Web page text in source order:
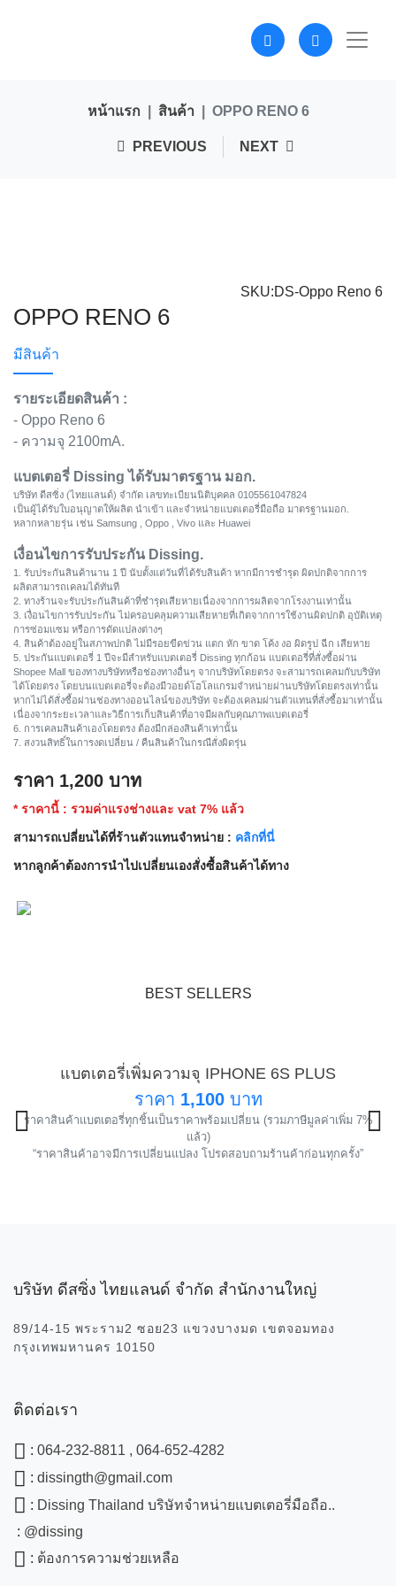
หน้าแรก สินค้า OPPO RENO 6
PREVIOUS NEXT
SKU:DS-Oppo Reno 6
OPPO RENO 6
มีสินค้า
รายระเอียดสินค้า :
- Oppo Reno 6
- ความจุ 2100mA.
แบตเตอรี่ Dissing ได้รับมาตรฐาน มอก.
บริษัท ดีสซิ่ง (ไทยแลนด์) จำกัด เลขทะเบียนนิติบุคคล 0105561047824
เป็นผู้ได้รับใบอนุญาตให้ผลิต นำเข้า และจำหน่ายแบตเตอรี่มือถือ มาตรฐานมอก.
หลากหลายรุ่น เช่น Samsung , Oppo , Vivo และ Huawei
เงื่อนไขการรับประกัน Dissing.
1. รับประกันสินค้านาน 1 ปี นับตั้งแต่วันที่ได้รับสินค้า หากมีการชำรุด ผิดปกติจากการ
ผลิตสามารถเคลมได้ทันที
2. ทางร้านจะรับประกันสินค้าที่ชำรุดเสียหายเนื่องจากการผลิตจากโรงงานเท่านั้น
3. เงื่อนไขการรับประกัน ไม่ครอบคลุมความเสียหายที่เกิดจากการใช้งานผิดปกติ อุบัติเหตุ
การซ่อมแซม หรือการดัดแปลงต่างๆ
4. สินค้าต้องอยู่ในสภาพปกติ ไม่มีรอยขีดข่วน แตก หัก ขาด โค้ง งอ ผิดรูป ฉีก เสียหาย
5. ประกันแบตเตอรี่ 1 ปีจะมีสำหรับแบตเตอรี่ Dissing ทุกก้อน แบตเตอรี่ที่สั่งซื้อผ่าน
Shopee Mall ของทางบริษัทหรือช่องทางอื่นๆ จากบริษัทโดยตรง จะสามารถเคลมกับบริษัท
ได้โดยตรง โดยบนแบตเตอรี่จะต้องมีวอยด์โฮโลแกรมจำหน่ายผ่านบริษัทโดยตรงเท่านั้น
หากไม่ได้สั่งซื้อผ่านช่องทางออนไลน์ของบริษัท จะต้องเคลมผ่านตัวแทนที่สั่งซื้อมาเท่านั้น
เนื่องจากระยะเวลาและวิธีการเก็บสินค้าที่อาจมีผลกับคุณภาพแบตเตอรี่
6. การเคลมสินค้าเองโดยตรง ต้องมีกล่องสินค้าเท่านั้น
7. สงวนสิทธิ์ในการงดเปลี่ยน / คืนสินค้าในกรณีสั่งผิดรุ่น
ราคา 1,200 บาท
* ราคานี้ : รวมค่าแรงช่างและ vat 7% แล้ว
สามารถเปลี่ยนได้ที่ร้านตัวแทนจำหน่าย : คลิกที่นี่
หากลูกค้าต้องการนำไปเปลี่ยนเองสั่งซื้อสินค้าได้ทาง
BEST SELLERS
แนะนำ
!
แบตเตอรี่เพิ่มความจุ IPHONE 6S PLUS
ราคา 1,100บาท
ราคาสินค้าแบตเตอรี่ทุกชิ้นเป็นราคาพร้อมเปลี่ยน (รวมภาษีมูลค่าเพิ่ม 7%
แล้ว)
“ราคาสินค้าอาจมีการเปลี่ยนแปลง โปรดสอบถามร้านค้าก่อนทุกครั้ง”
บริษัท ดีสซิ่ง ไทยแลนด์ จำกัด สำนักงานใหญ่
89/14-15 พระราม2 ซอย23 แขวงบางมด เขตจอมทอง
กรุงเทพมหานคร 10150
ติดต่อเรา
: 064-232-8811 , 064-652-4282
: dissingth@gmail.com
: Dissing Thailand บริษัทจำหน่ายแบตเตอรี่มือถือ..
: @dissing
: ต้องการความช่วยเหลือ